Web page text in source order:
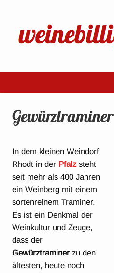
Gewürztraminer
In dem kleinen Weindorf
Rhodt in der Pfalzsteht
seit mehr als 400 Jahren
ein Weinberg mit einem
sortenreinem Traminer.
Es ist ein Denkmal der
Weinkultur und Zeuge,
dass der
Gewürztraminer zu den
ältesten, heute noch